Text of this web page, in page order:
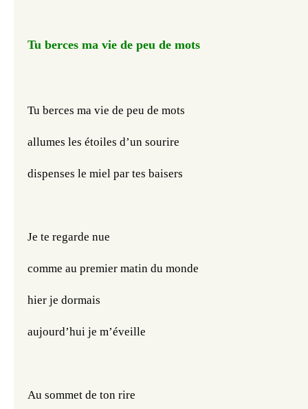
Tu berces ma vie de peu de mots
Tu berces ma vie de peu de mots
allumes les étoiles d’un sourire
dispenses le miel par tes baisers
Je te regarde nue
comme au premier matin du monde
hier je dormais
aujourd’hui je m’éveille
Au sommet de ton rire